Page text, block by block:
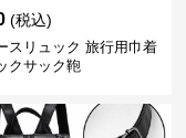
(税込)
スリュック 旅行用巾着
クサック鞄